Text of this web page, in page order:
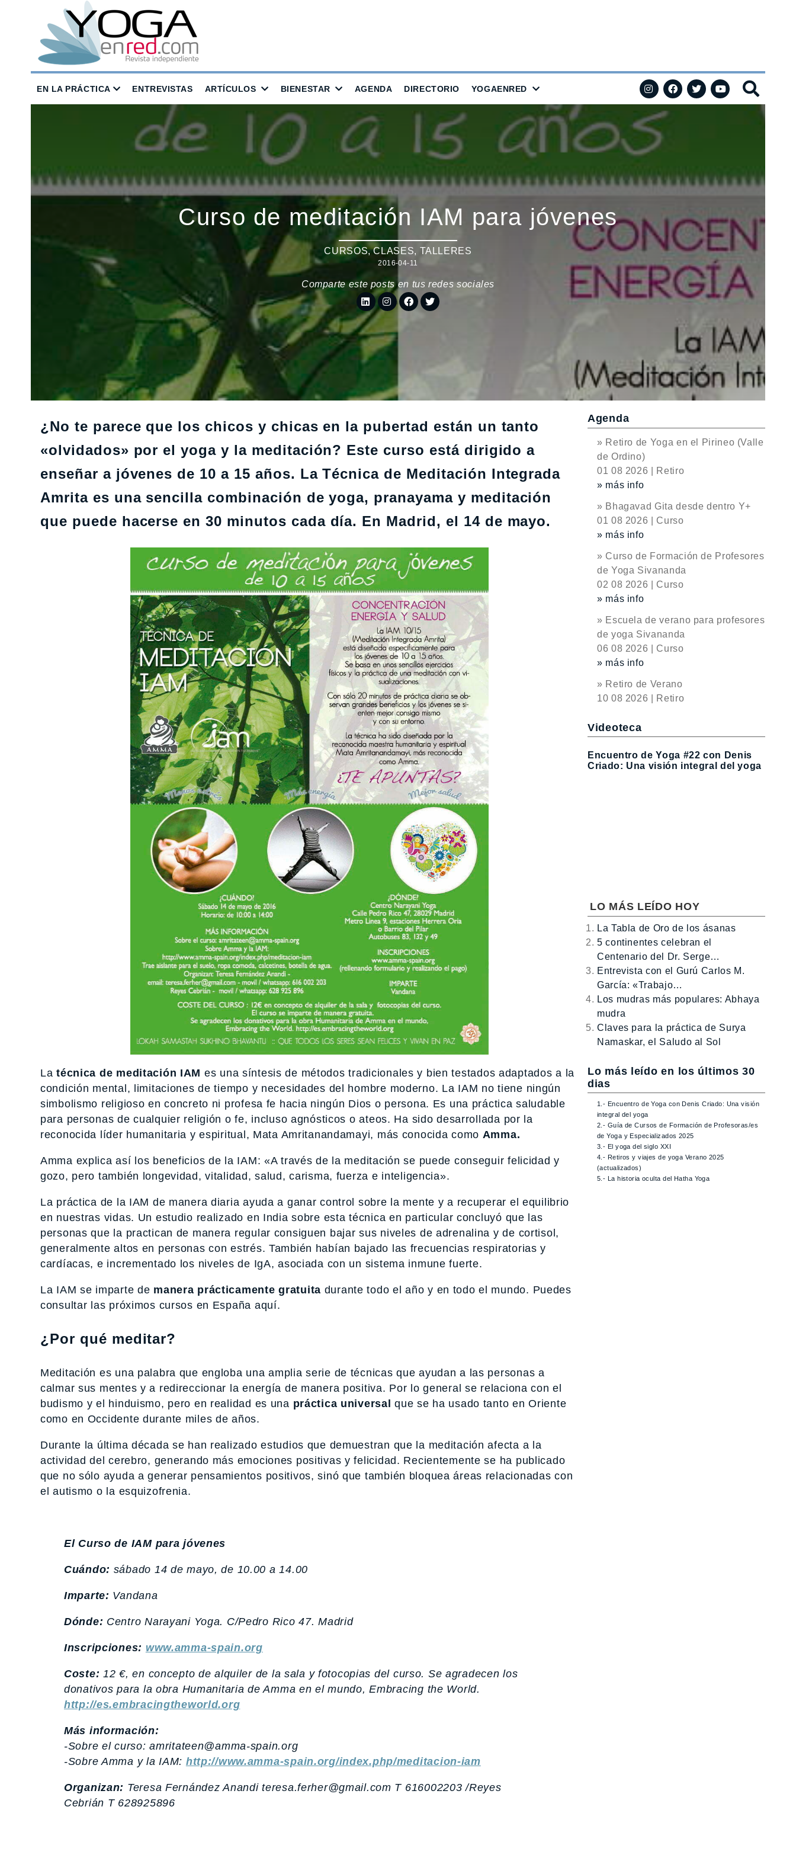
EN LA PRÁCTICA ENTREVISTAS ARTÍCULOS BIENESTAR AGENDA DIRECTORIO YOGAENRED
Curso de meditación IAM para jóvenes
CURSOS, CLASES, TALLERES
2016-04-11
Comparte este posts en tus redes sociales
¿No te parece que los chicos y chicas en la pubertad están un tanto
«olvidados» por el yoga y la meditación? Este curso está dirigido a
enseñar a jóvenes de 10 a 15 años. La Técnica de Meditación Integrada
Amrita es una sencilla combinación de yoga, pranayama y meditación
que puede hacerse en 30 minutos cada día. En Madrid, el 14 de mayo.
La técnica de meditación IAM es una síntesis de métodos tradicionales y bien testados adaptados a la
condición mental, limitaciones de tiempo y necesidades del hombre moderno. La IAM no tiene ningún
simbolismo religioso en concreto ni profesa fe hacia ningún Dios o persona. Es una práctica saludable
para personas de cualquier religión o fe, incluso agnósticos o ateos. Ha sido desarrollada por la
reconocida líder humanitaria y espiritual, Mata Amritanandamayi, más conocida como Amma.
Amma explica así los beneficios de la IAM: «A través de la meditación se puede conseguir felicidad y
gozo, pero también longevidad, vitalidad, salud, carisma, fuerza e inteligencia».
La práctica de la IAM de manera diaria ayuda a ganar control sobre la mente y a recuperar el equilibrio
en nuestras vidas. Un estudio realizado en India sobre esta técnica en particular concluyó que las
personas que la practican de manera regular consiguen bajar sus niveles de adrenalina y de cortisol,
generalmente altos en personas con estrés. También habían bajado las frecuencias respiratorias y
cardíacas, e incrementado los niveles de IgA, asociada con un sistema inmune fuerte.
La IAM se imparte de manera prácticamente gratuita durante todo el año y en todo el mundo. Puedes
consultar las próximos cursos en España aquí.
¿Por qué meditar?
Meditación es una palabra que engloba una amplia serie de técnicas que ayudan a las personas a
calmar sus mentes y a redireccionar la energía de manera positiva. Por lo general se relaciona con el
budismo y el hinduismo, pero en realidad es una práctica universal que se ha usado tanto en Oriente
como en Occidente durante miles de años.
Durante la última década se han realizado estudios que demuestran que la meditación afecta a la
actividad del cerebro, generando más emociones positivas y felicidad. Recientemente se ha publicado
que no sólo ayuda a generar pensamientos positivos, sinó que también bloquea áreas relacionadas con
el autismo o la esquizofrenia.
El Curso de IAM para jóvenes
Cuándo: sábado 14 de mayo, de 10.00 a 14.00
Imparte: Vandana
Dónde: Centro Narayani Yoga. C/Pedro Rico 47. Madrid
Inscripciones: www.amma-spain.org
Coste: 12 €, en concepto de alquiler de la sala y fotocopias del curso. Se agradecen los
donativos para la obra Humanitaria de Amma en el mundo, Embracing the World.
http://es.embracingtheworld.org
Más información:
-Sobre el curso: amritateen@amma-spain.org
-Sobre Amma y la IAM: http://www.amma-spain.org/index.php/meditacion-iam
Organizan: Teresa Fernández Anandi teresa.ferher@gmail.com T 616002203 /Reyes
Cebrián T 628925896
Agenda
» Retiro de Yoga en el Pirineo (Valle
de Ordino)
01 08 2026 | Retiro
» más info
» Bhagavad Gita desde dentro Y+
01 08 2026 | Curso
» más info
» Curso de Formación de Profesores
de Yoga Sivananda
02 08 2026 | Curso
» más info
» Escuela de verano para profesores
de yoga Sivananda
06 08 2026 | Curso
» más info
» Retiro de Verano
10 08 2026 | Retiro
Videoteca
Encuentro de Yoga #22 con Denis
Criado: Una visión integral del yoga
LO MÁS LEÍDO HOY
La Tabla de Oro de los ásanas
5 continentes celebran el
Centenario del Dr. Serge…
Entrevista con el Gurú Carlos M.
García: «Trabajo…
Los mudras más populares: Abhaya
mudra
Claves para la práctica de Surya
Namaskar, el Saludo al Sol
Lo más leído en los últimos 30
dias
1.- Encuentro de Yoga con Denis Criado: Una visión
integral del yoga
2.- Guía de Cursos de Formación de Profesoras/es
de Yoga y Especializados 2025
3.- El yoga del siglo XXI
4.- Retiros y viajes de yoga Verano 2025
(actualizados)
5.- La historia oculta del Hatha Yoga